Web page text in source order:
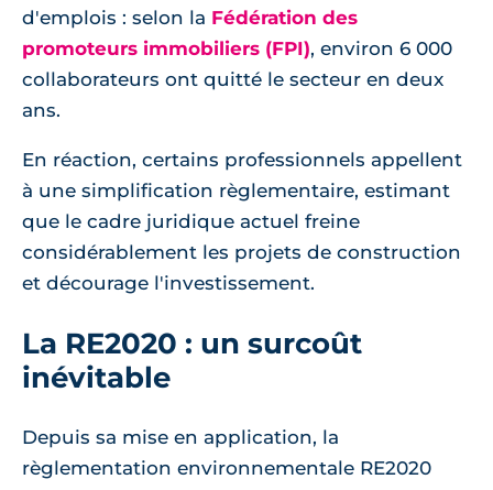
d'emplois : selon la Fédération des
promoteurs immobiliers (FPI), environ 6 000
collaborateurs ont quitté le secteur en deux
ans.
En réaction, certains professionnels appellent
à une simplification règlementaire, estimant
que le cadre juridique actuel freine
considérablement les projets de construction
et décourage l'investissement.
La RE2020 : un surcoût
inévitable
Depuis sa mise en application, la
règlementation environnementale RE2020